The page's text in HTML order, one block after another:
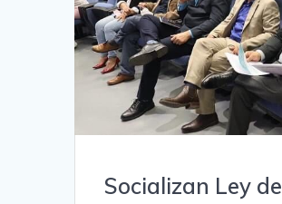
Socializan Ley de